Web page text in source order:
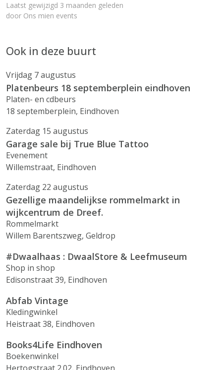
Laatst gewijzigd 3 maanden geleden
door Ons mien events
Ook in deze buurt
Vrijdag 7 augustus
Platenbeurs 18 septemberplein eindhoven
Platen- en cdbeurs
18 septemberplein, Eindhoven
Zaterdag 15 augustus
Garage sale bij True Blue Tattoo
Evenement
Willemstraat, Eindhoven
Zaterdag 22 augustus
Gezellige maandelijkse rommelmarkt in
wijkcentrum de Dreef.
Rommelmarkt
Willem Barentszweg, Geldrop
#Dwaalhaas : DwaalStore & Leefmuseum
Shop in shop
Edisonstraat 39, Eindhoven
Abfab Vintage
Kledingwinkel
Heistraat 38, Eindhoven
Books4Life Eindhoven
Boekenwinkel